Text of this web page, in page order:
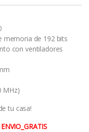
memoria de 192 bits
con ventiladores
MHz)
tu casa!
ENVIO_GRATIS